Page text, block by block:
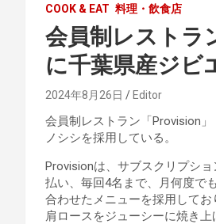
COOK & EAT 料理・飲食店
会員制レストラ
に千葉県産ジビ
2024年8月26日 Editor
会員制レストラン「Provision
ノシシを採用している。
Provisionは、サブスクリプシ
払い、毎回4名まで、月何度で
合わせたメニューを採用して
肩ロースをジューシーに焼き